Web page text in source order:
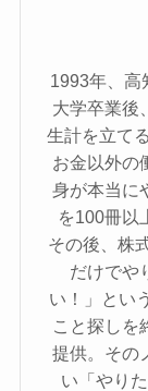
1993年、高
大学卒業後
生計を立て
お金以外の
身が本当に
を100冊以
その後、株
だけでや
い！」とい
こと探しを
提供。その
い「やり